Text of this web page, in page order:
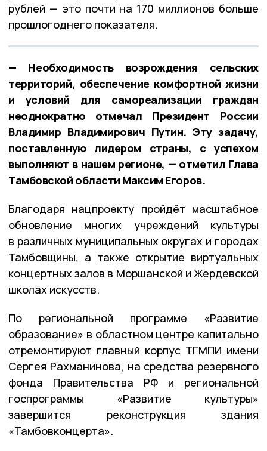
рублей — это почти на 170 миллионов больше
прошлогоднего показателя.
— Необходимость возрождения сельских
территорий, обеспечение комфортной жизни
и условий для самореализации граждан
неоднократно отмечал Президент России
Владимир Владимирович Путин. Эту задачу,
поставленную лидером страны, с успехом
выполняют в нашем регионе, — отметил Глава
Тамбовской области Максим Егоров.
Благодаря нацпроекту пройдёт масштабное
обновление многих учреждений культуры
в различных муниципальных округах и городах
Тамбовщины, а также открытие виртуальных
концертных залов в Моршанской и Жердевской
школах искусств.
По региональной программе «Развитие
образование» в областном центре капитально
отремонтируют главный корпус ТГМПИ имени
Сергея Рахманинова, на средства резервного
фонда Правительства РФ и региональной
госпрограммы «Развитие культуры»
завершится реконструкция здания
«Тамбовконцерта».